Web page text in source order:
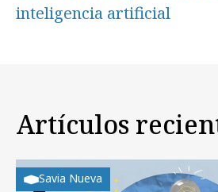
inteligencia artificial
Artículos
Savia Nueva